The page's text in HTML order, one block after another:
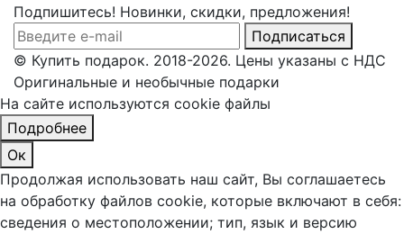
Подпишитесь! Новинки, скидки, предложения!
Подписаться
© Купить подарок. 2018-2026. Цены указаны с НДС
Оригинальные и необычные подарки
На сайте используются cookie файлы
Подробнее
Ок
Продолжая использовать наш сайт, Вы соглашаетесь
на обработку файлов cookie, которые включают в себя:
сведения о местоположении; тип, язык и версию